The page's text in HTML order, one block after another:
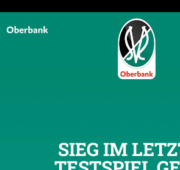
SIEG IM